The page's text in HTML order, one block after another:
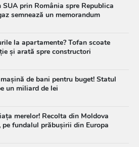
prin România spre Republica
semnează un memorandum
la apartamente? Tofan scoate
și arată spre constructori
de bani pentru buget! Statul
un miliard de lei
merelor! Recolta din Moldova
pe fundalul prăbușirii din Europa